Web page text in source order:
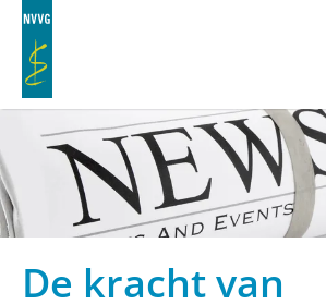
De kracht van